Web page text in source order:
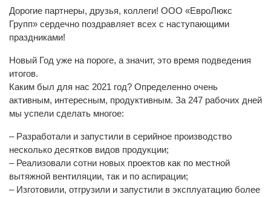
Дорогие партнеры, друзья, коллеги! ООО «ЕвроЛюкс
Групп» сердечно поздравляет всех с наступающими
праздниками!
Новый Год уже на пороге, а значит, это время подведения
итогов.
Каким был для нас 2021 год? Определенно очень
активным, интересным, продуктивным. За 247 рабочих дней
мы успели сделать многое:
– Разработали и запустили в серийное производство
несколько десятков видов продукции;
– Реализовали сотни новых проектов как по местной
вытяжной вентиляции, так и по аспирации;
– Изготовили, отгрузили и запустили в эксплуатацию более